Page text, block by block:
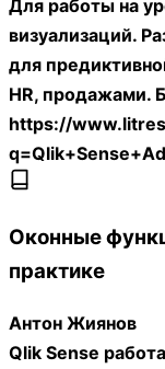
Для работы на
визуализаций.
для
HR, продажами.
https://
Оконные
практике
Антон Жиянов
Qlik Sense